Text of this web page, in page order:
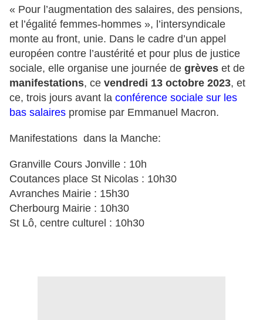
« Pour l’augmentation des salaires, des pensions,
et l’égalité femmes-hommes », l’intersyndicale
monte au front, unie. Dans le cadre d’un appel
européen contre l’austérité et pour plus de justice
sociale, elle organise une journée de grèves et de
manifestations, ce vendredi 13 octobre 2023, et
ce, trois jours avant la conférence sociale sur les
bas salaires promise par Emmanuel Macron.
Manifestations dans la Manche:
Granville Cours Jonville : 10h
Coutances place St Nicolas : 10h30
Avranches Mairie : 15h30
Cherbourg Mairie : 10h30
St Lô, centre culturel : 10h30